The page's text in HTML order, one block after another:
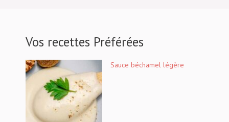
Vos recettes Préférées
Sauce béchamel légère